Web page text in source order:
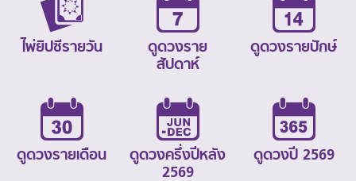
ไพ่ยิปซีรายวัน
ดูดวงราย
สัปดาห์
ดูดวงรายปักษ์
ดูดวงรายเดือน
ดูดวงครึ่งปีหลัง
2569
ดูดวงปี 2569